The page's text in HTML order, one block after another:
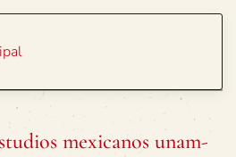
mexicanos unam-